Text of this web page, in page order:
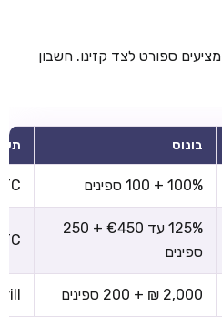
MegaPari, Tsars ו-Wazbee מציעים ספורט לצד קזינו. חשבון
בונוס
100% + 100 ספינים
125% עד €450 + 250
ספינים
2,000 ₪ + 200 ספינים